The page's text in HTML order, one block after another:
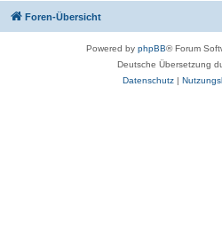
Foren-Übersicht
Powered by phpBB® Forum
Deutsche Übersetzung
Datenschutz|